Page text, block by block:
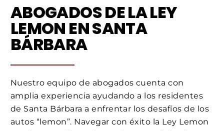
ABOGADOS DE LA LEY
LEMON EN SANTA
BÁRBARA
Nuestro equipo de abogados cuenta con
amplia experiencia ayudando a los residentes
de Santa Bárbara a enfrentar los desafíos de los
autos “lemon”. Navegar con éxito la Ley Lemon